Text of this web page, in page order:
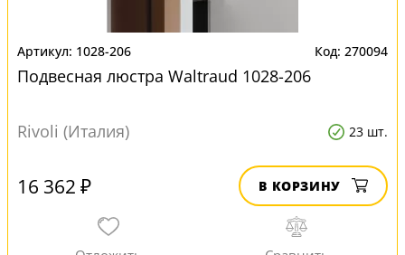
1028-206 270094
Подвесная люстра Waltraud 1028-206
Rivoli (Италия) 23 шт.
16 362 ₽ В КОРЗИНУ